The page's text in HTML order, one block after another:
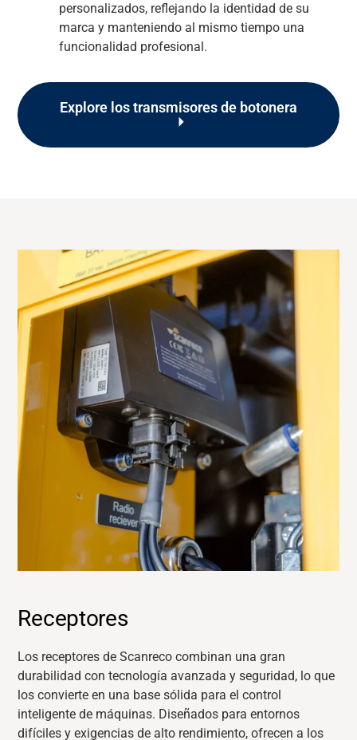
personalizados, reflejando la identidad de su
marca y manteniendo al mismo tiempo una
funcionalidad profesional.
Explore los transmisores de botonera
Receptores
Los receptores de Scanreco combinan una gran
durabilidad con tecnología avanzada y seguridad, lo que
los convierte en una base sólida para el control
inteligente de máquinas. Diseñados para entornos
difíciles y exigencias de alto rendimiento, ofrecen a los